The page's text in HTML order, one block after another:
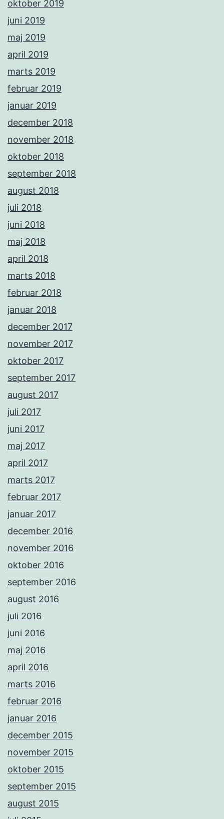
oktober 2019
juni 2019
maj 2019
april 2019
marts 2019
februar 2019
januar 2019
december 2018
november 2018
oktober 2018
september 2018
august 2018
juli 2018
juni 2018
maj 2018
april 2018
marts 2018
februar 2018
januar 2018
december 2017
november 2017
oktober 2017
september 2017
august 2017
juli 2017
juni 2017
maj 2017
april 2017
marts 2017
februar 2017
januar 2017
december 2016
november 2016
oktober 2016
september 2016
august 2016
juli 2016
juni 2016
maj 2016
april 2016
marts 2016
februar 2016
januar 2016
december 2015
november 2015
oktober 2015
september 2015
august 2015